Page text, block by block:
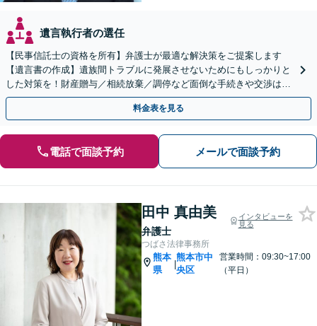
遺言執行者の選任
【民事信託士の資格を所有】弁護士が最適な解決策をご提案します
【遺言書の作成】遺族間トラブルに発展させないためにもしっかりと
した対策を！財産贈与／相続放棄／調停など面倒な手続きや交渉はす
べて弁護士が代行します。
料金表を見る
電話で面談予約 メールで面談予約
田中 真由美
弁護士
インタビューを
見る
つばさ法律事務所
熊本
県
|
熊本市中
央区
営業時間：09:30~17:00
（平日）